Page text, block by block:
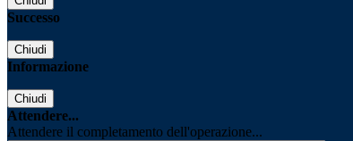
Successo
Chiudi
Informazione
Chiudi
Attendere...
Attendere il completamento dell'operazione...